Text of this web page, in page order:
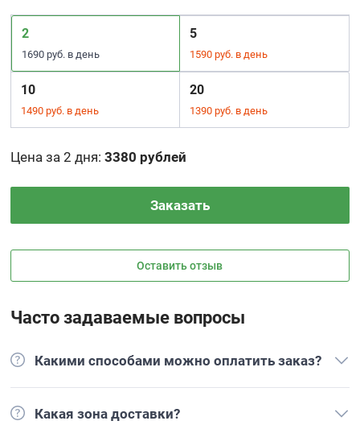
2
1690 руб. в день
5
1590 руб. в день
10
1490 руб. в день
20
1390 руб. в день
Цена за 2 дня:3380 рублей
Заказать
Оставить отзыв
Часто задаваемые вопросы
Какими способами можно оплатить заказ?
Какая зона доставки?